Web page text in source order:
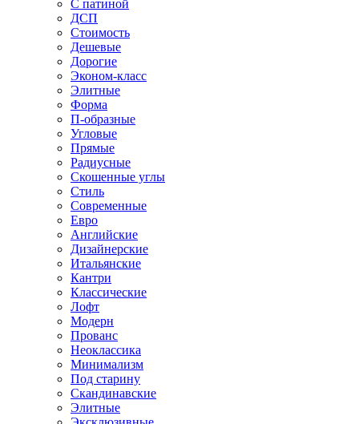
С патиной
ДСП
Стоимость
Дешевые
Дорогие
Эконом-класс
Элитные
Форма
П-образные
Угловые
Прямые
Радиусные
Скошенные углы
Стиль
Современные
Евро
Английские
Дизайнерские
Итальянские
Кантри
Классические
Лофт
Модерн
Прованс
Неоклассика
Минимализм
Под старину
Скандинавские
Элитные